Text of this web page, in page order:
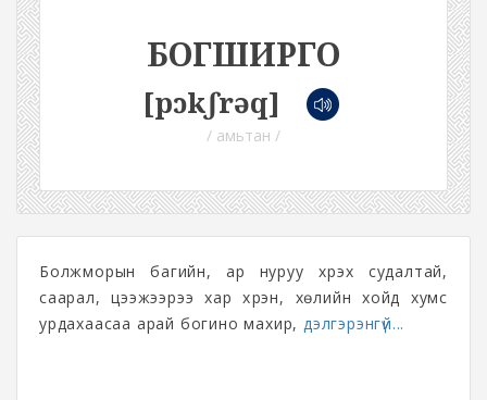
БОГШИРГО
[pɔkʃrəq]
/ амьтан /
Болжморын багийн, ар нуруу хүрэх судалтай,
саарал, цээжээрээ хар хүрэн, хөлийн хойд хумс
урдахаасаа арай богино махир,дэлгэрэнгүй...